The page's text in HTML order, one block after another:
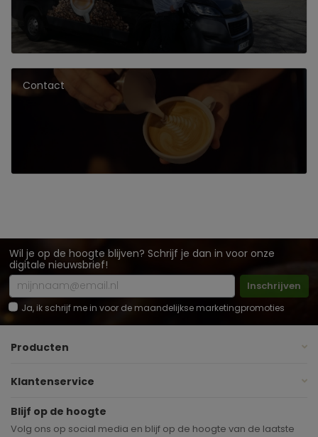
Contact
Wil je op de hoogte blijven? Schrijf je dan in voor onze
digitale nieuwsbrief!
Inschrijven
Ja, ik schrijf me in voor de maandelijkse marketingpromoties
Producten
Klantenservice
Blijf op de hoogte
Volg ons op social media en blijf op de hoogte van de laatste